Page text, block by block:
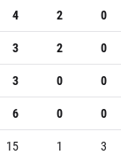
4 2
0
3 2
0
3 0
0
6 0
0
15 1
3